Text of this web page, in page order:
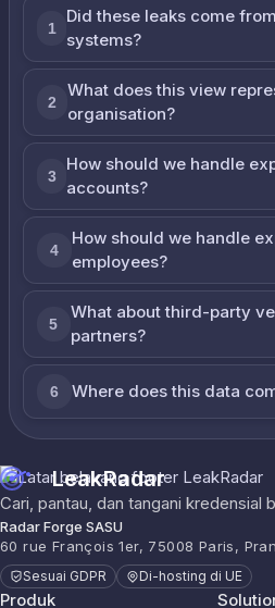
1
Did these leaks come
systems?
2
What does this view
organisation?
3
How should we handle
accounts?
4
How should we handle
employees?
5
What about third-party
partners?
6 Where does this data
LeakRadar
Cari, pantau, dan tangani kredensial
Radar Forge SASU
60 rue François 1er, 75008 Paris,
Sesuai GDPR Di-hosting di UE
Produk